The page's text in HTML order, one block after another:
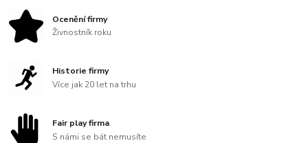
Ocenění firmy
Živnostník roku
Historie firmy
Více jak 20 let na trhu
Fair play firma
S námi se bát nemusíte